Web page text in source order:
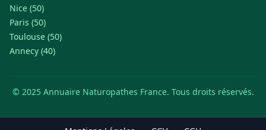
Nice (50)
Paris (50)
Toulouse (50)
Annecy (40)
© 2025 Annuaire Naturopathes France. Tous droits réservés.